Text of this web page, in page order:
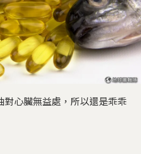
心臟無益處，所以還是乖乖